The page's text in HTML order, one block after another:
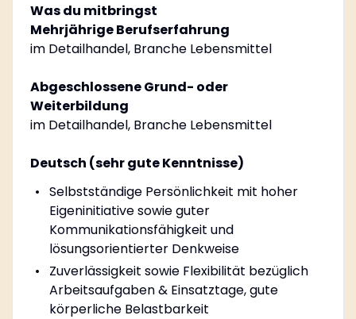
Was du mitbringst
Mehrjährige Berufserfahrung
im Detailhandel, Branche Lebensmittel
Abgeschlossene Grund- oder
Weiterbildung
im Detailhandel, Branche Lebensmittel
Deutsch (sehr gute Kenntnisse)
Selbstständige Persönlichkeit mit hoher
Eigeninitiative sowie guter
Kommunikationsfähigkeit und
lösungsorientierter Denkweise
Zuverlässigkeit sowie Flexibilität bezüglich
Arbeitsaufgaben & Einsatztage, gute
körperliche Belastbarkeit